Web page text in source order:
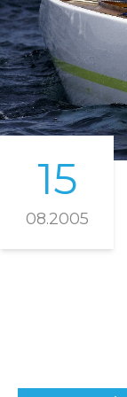
15
08.2005